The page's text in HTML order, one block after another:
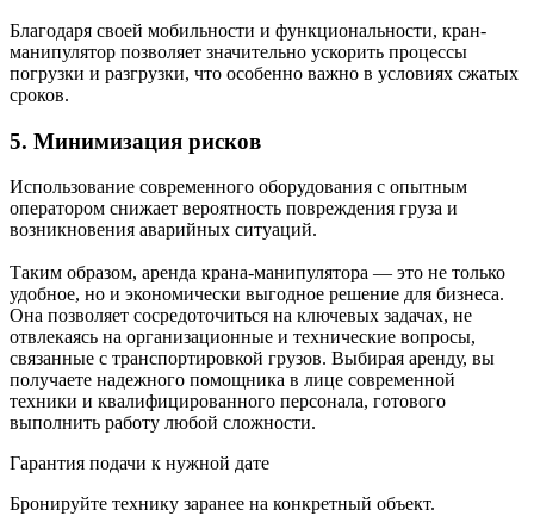
Благодаря своей мобильности и функциональности, кран-
манипулятор позволяет значительно ускорить процессы
погрузки и разгрузки, что особенно важно в условиях сжатых
сроков.
5. Минимизация рисков
Использование современного оборудования с опытным
оператором снижает вероятность повреждения груза и
возникновения аварийных ситуаций.
Таким образом, аренда крана-манипулятора — это не только
удобное, но и экономически выгодное решение для бизнеса.
Она позволяет сосредоточиться на ключевых задачах, не
отвлекаясь на организационные и технические вопросы,
связанные с транспортировкой грузов. Выбирая аренду, вы
получаете надежного помощника в лице современной
техники и квалифицированного персонала, готового
выполнить работу любой сложности.
Гарантия подачи к нужной дате
Бронируйте технику заранее на конкретный объект.